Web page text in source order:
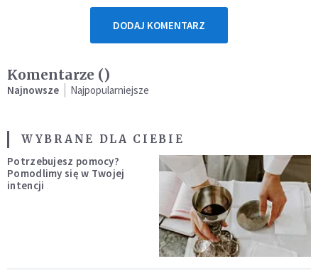
DODAJ KOMENTARZ
Komentarze ()
Najnowsze Najpopularniejsze
WYBRANE DLA CIEBIE
Potrzebujesz pomocy?
Pomodlimy się w Twojej
intencji